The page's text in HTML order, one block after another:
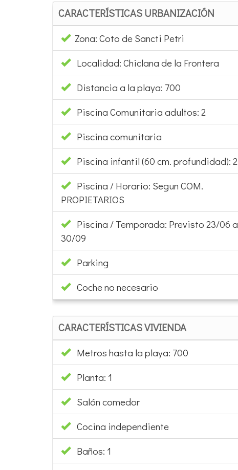
CARACTERÍSTICAS URBANIZACIÓN
Zona: Coto de Sancti Petri
Localidad: Chiclana de la Frontera
Distancia a la playa: 700
Piscina Comunitaria adultos: 2
Piscina comunitaria
Piscina infantil (60 cm. profundidad): 2
Piscina / Horario: Segun COM.
PROPIETARIOS
Piscina / Temporada: Previsto 23/06 a
30/09
Parking
Coche no necesario
CARACTERÍSTICAS VIVIENDA
Metros hasta la playa: 700
Planta: 1
Salón comedor
Cocina independiente
Baños: 1